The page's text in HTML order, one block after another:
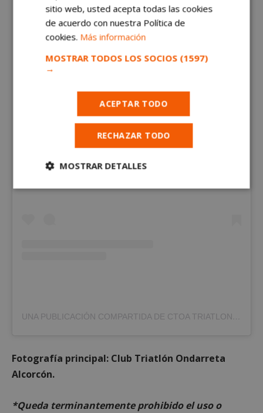
Ver esta publicación en Instagram
Fotografía principal: Club Triatlón Ondarreta
Alcorcón.
*Queda terminantemente prohibido el uso o
sitio web, usted acepta todas las cookies
de acuerdo con nuestra Política de
cookies. Más información
MOSTRAR TODOS LOS SOCIOS (1597)
→
ACEPTAR TODO
RECHAZAR TODO
MOSTRAR DETALLES
Cookies
Cookies de
Cookies de rendimiento